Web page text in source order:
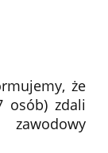
że
osób) zdali